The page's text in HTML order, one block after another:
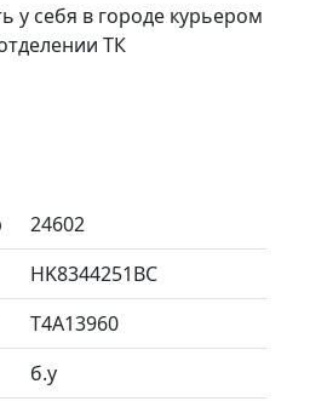
у себя в городе курьером
ТК
24602
HK8344251BC
T4A13960
б.у